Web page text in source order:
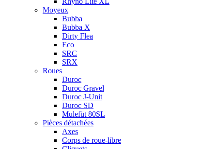
Moyeux
Bubba
Bubba X
Dirty Flea
Eco
SRC
SRX
Roues
Duroc
Duroc Gravel
Duroc J-Unit
Duroc SD
Mulefüt 80SL
Pièces détachées
Axes
Corps de roue-libre